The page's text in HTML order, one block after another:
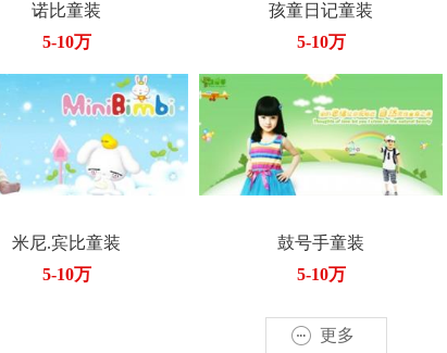
诺比童装
5-10万
孩童日记童装
5-10万
米尼.宾比童装
5-10万
鼓号手童装
5-10万
更多